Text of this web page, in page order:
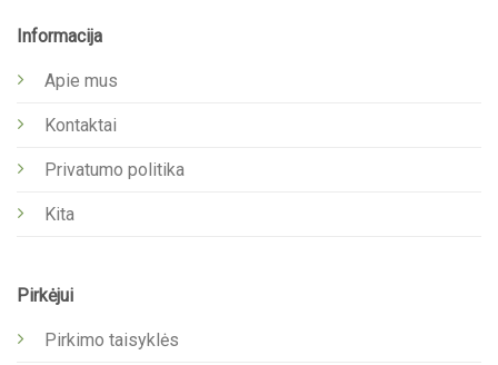
Informacija
Apie mus
Kontaktai
Privatumo politika
Kita
Pirkėjui
Pirkimo taisyklės